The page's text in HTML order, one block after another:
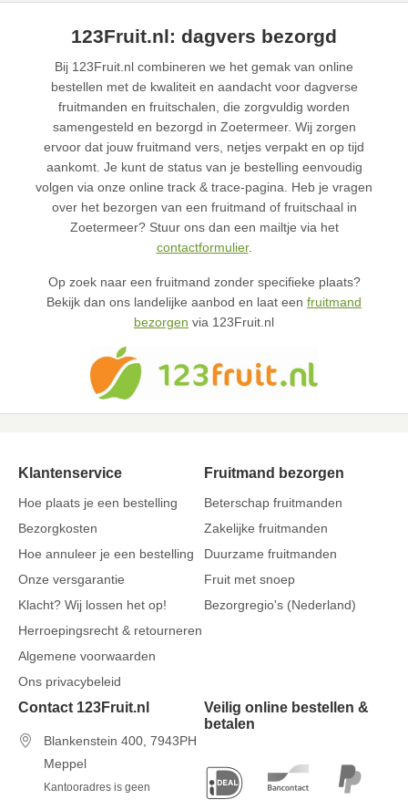
123Fruit.nl: dagvers bezorgd
Bij 123Fruit.nl combineren we het gemak van online
bestellen met de kwaliteit en aandacht voor dagverse
fruitmanden en fruitschalen, die zorgvuldig worden
samengesteld en bezorgd in Zoetermeer. Wij zorgen
ervoor dat jouw fruitmand vers, netjes verpakt en op tijd
aankomt. Je kunt de status van je bestelling eenvoudig
volgen via onze online track & trace-pagina. Heb je vragen
over het bezorgen van een fruitmand of fruitschaal in
Zoetermeer? Stuur ons dan een mailtje via het
contactformulier.
Op zoek naar een fruitmand zonder specifieke plaats?
Bekijk dan ons landelijke aanbod en laat een fruitmand
bezorgen via 123Fruit.nl
Klantenservice
Hoe plaats je een bestelling
Bezorgkosten
Hoe annuleer je een bestelling
Onze versgarantie
Klacht? Wij lossen het op!
Herroepingsrecht & retourneren
Algemene voorwaarden
Ons privacybeleid
Fruitmand bezorgen
Beterschap fruitmanden
Zakelijke fruitmanden
Duurzame fruitmanden
Fruit met snoep
Bezorgregio's (Nederland)
Contact 123Fruit.nl
Blankenstein 400, 7943PH
Meppel
Kantooradres is geen
Veilig online bestellen &
betalen